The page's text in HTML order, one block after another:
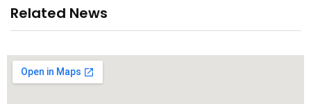
Related News